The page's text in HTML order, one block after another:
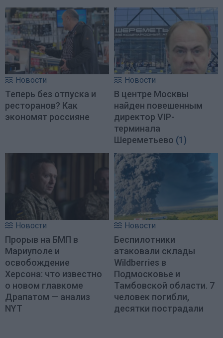
Новости
Теперь без отпуска и
ресторанов? Как
экономят россияне
Новости
В центре Москвы
найден повешенным
директор VIP-
терминала
Шереметьево (1)
Новости
Прорыв на БМП в
Мариуполе и
освобождение
Херсона: что известно
о новом главкоме
Драпатом — анализ
NYT
Новости
Беспилотники
атаковали склады
Wildberries в
Подмосковье и
Тамбовской области. 7
человек погибли,
десятки пострадали